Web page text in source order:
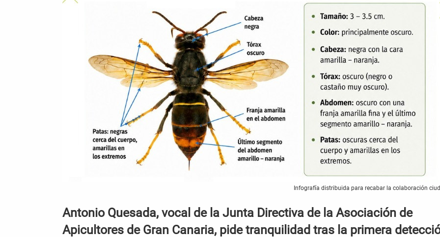
Infografía distribuida para recabar la colaboración
Antonio Quesada, vocal de la Junta Directiva de la Asociación de
Apicultores de Gran Canaria, pide tranquilidad tras la primera